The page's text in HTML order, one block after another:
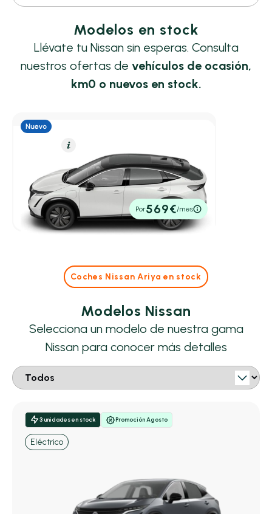
Modelos en stock
Llévate tu Nissan sin esperas. Consulta
nuestros ofertas de vehículos de ocasión,
km0 o nuevos en stock.
Nissan Ariya
5p 87 kWh 4x2 Evolve CAR. 22kW + Pack Sp
242cvAutomático
47.199€
P.V.P. contado
Por569€/mes
Coches Nissan Ariya en stock
Modelos Nissan
Selecciona un modelo de nuestra gama
Nissan para conocer más detalles
3 unidades en stock Promoción Agosto
Eléctrico